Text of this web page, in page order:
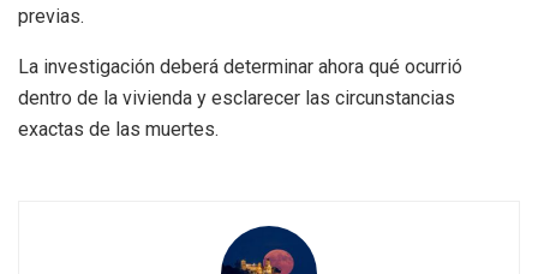
previas.
La investigación deberá determinar ahora qué ocurrió
dentro de la vivienda y esclarecer las circunstancias
exactas de las muertes.